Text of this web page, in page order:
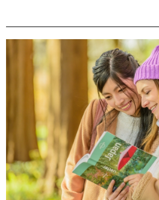
くてためになる動画がたくさん集まり
ご紹介します。 英語の発音上達 ＆ 英
人が苦手な発音を面白く教えてくれる
い説明と聞きやすい英語が好きで最近
さん） forever、shake it out、get